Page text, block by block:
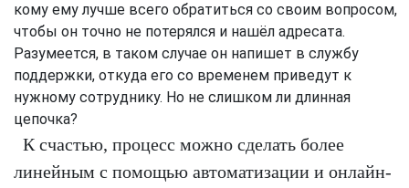
кому ему лучше всего обратиться со своим вопросом,
чтобы он точно не потерялся и нашёл адресата.
Разумеется, в таком случае он напишет в службу
поддержки, откуда его со временем приведут к
нужному сотруднику. Но не слишком ли длинная
цепочка?
К счастью, процесс можно сделать более
линейным с помощью автоматизации и онлайн-